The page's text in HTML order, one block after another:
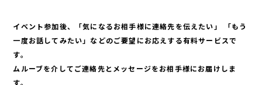
イベント参加後、「気になるお相手様に連絡先を伝えたい」 「もう
一度お話してみたい」などのご要望にお応えする有料サービスで
す。
ムルーブを介してご連絡先とメッセージをお相手様にお届けしま
す。